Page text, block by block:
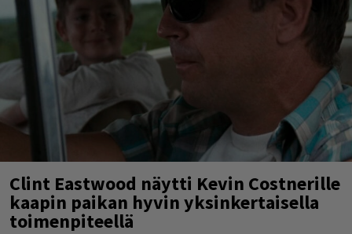
Clint Eastwood näytti Kevin Costnerille
kaapin paikan hyvin yksinkertaisella
toimenpiteellä